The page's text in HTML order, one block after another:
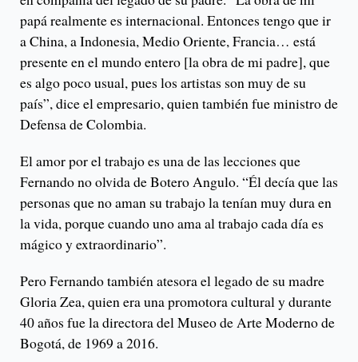
papá realmente es internacional. Entonces tengo que ir
a China, a Indonesia, Medio Oriente, Francia… está
presente en el mundo entero [la obra de mi padre], que
es algo poco usual, pues los artistas son muy de su
país”, dice el empresario, quien también fue ministro de
Defensa de Colombia.
El amor por el trabajo es una de las lecciones que
Fernando no olvida de Botero Angulo. “Él decía que las
personas que no aman su trabajo la tenían muy dura en
la vida, porque cuando uno ama al trabajo cada día es
mágico y extraordinario”.
Pero Fernando también atesora el legado de su madre
Gloria Zea, quien era una promotora cultural y durante
40 años fue la directora del Museo de Arte Moderno de
Bogotá, de 1969 a 2016.